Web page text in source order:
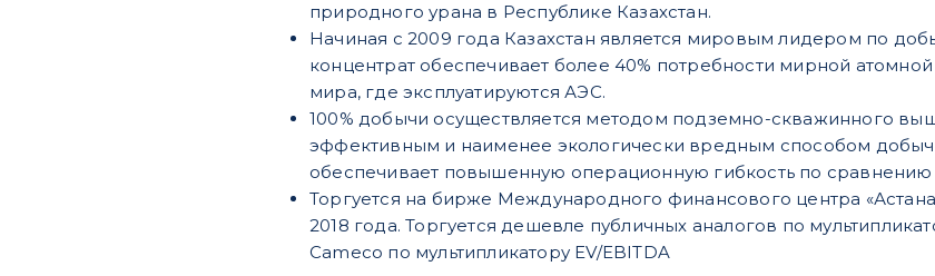
природного урана в Республике Казахстан.
Начиная с 2009 года Казахстан является мировым лидером по
концентрат обеспечивает более 40% потребности мирной
мира, где эксплуатируются АЭС.
100% добычи осуществляется методом подземно-скважинного
эффективным и наименее экологически вредным способом
обеспечивает повышенную операционную гибкость по
Торгуется на бирже Международного финансового центра
2018 года. Торгуется дешевле публичных аналогов по
Cameco по мультипликатору EV/EBITDA